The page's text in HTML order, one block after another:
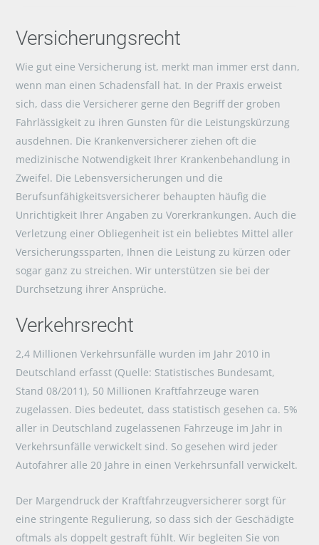
Versicherungsrecht
Wie gut eine Versicherung ist, merkt man immer erst dann,
wenn man einen Schadensfall hat. In der Praxis erweist
sich, dass die Versicherer gerne den Begriff der groben
Fahrlässigkeit zu ihren Gunsten für die Leistungskürzung
ausdehnen. Die Krankenversicherer ziehen oft die
medizinische Notwendigkeit Ihrer Krankenbehandlung in
Zweifel. Die Lebensversicherungen und die
Berufsunfähigkeitsversicherer behaupten häufig die
Unrichtigkeit Ihrer Angaben zu Vorerkrankungen. Auch die
Verletzung einer Obliegenheit ist ein beliebtes Mittel aller
Versicherungssparten, Ihnen die Leistung zu kürzen oder
sogar ganz zu streichen. Wir unterstützen sie bei der
Durchsetzung ihrer Ansprüche.
Verkehrsrecht
2,4 Millionen Verkehrsunfälle wurden im Jahr 2010 in
Deutschland erfasst (Quelle: Statistisches Bundesamt,
Stand 08/2011), 50 Millionen Kraftfahrzeuge waren
zugelassen. Dies bedeutet, dass statistisch gesehen ca. 5%
aller in Deutschland zugelassenen Fahrzeuge im Jahr in
Verkehrsunfälle verwickelt sind. So gesehen wird jeder
Autofahrer alle 20 Jahre in einen Verkehrsunfall verwickelt.
Der Margendruck der Kraftfahrzeugversicherer sorgt für
eine stringente Regulierung, so dass sich der Geschädigte
oftmals als doppelt gestraft fühlt. Wir begleiten Sie von